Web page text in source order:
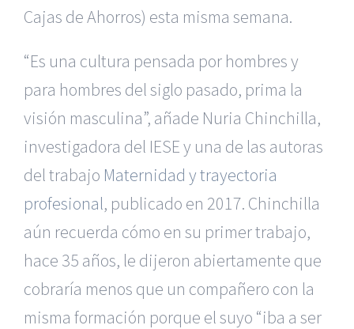
Cajas de Ahorros) esta misma semana.
“Es una cultura pensada por hombres y
para hombres del siglo pasado, prima la
visión masculina”, añade Nuria Chinchilla,
investigadora del IESE y una de las autoras
del trabajo Maternidad y trayectoria
profesional, publicado en 2017. Chinchilla
aún recuerda cómo en su primer trabajo,
hace 35 años, le dijeron abiertamente que
cobraría menos que un compañero con la
misma formación porque el suyo “iba a ser